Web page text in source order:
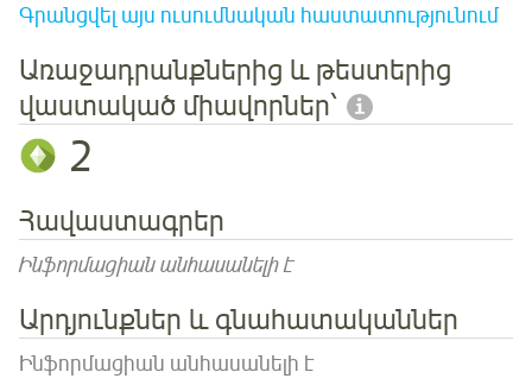
Գրանցվել այս ուսումնական հաստատությունում
Առաջադրանքներից և թեստերից
վաստակած միավորներ՝
2
Հավաստագրեր
Ինֆորմացիան անհասանելի է
Արդյունքներ և գնահատականներ
Ինֆորմացիան անհասանելի է